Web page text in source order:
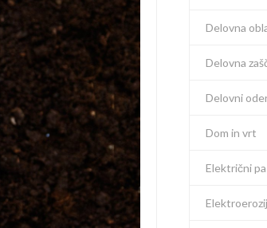
Delovna
Delovna
Delovni
Dom in vrt
Električni